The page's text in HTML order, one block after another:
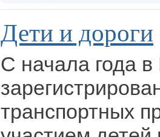
Дети и дороги
С начала года в
транспортных